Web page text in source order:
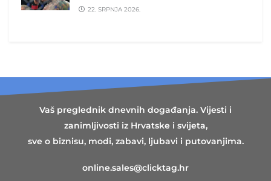
22. SRPNJA 2026.
Vaš preglednik dnevnih događanja. Vijesti i
zanimljivosti iz Hrvatske i svijeta,
sve o biznisu, modi, zabavi, ljubavi i putovanjima.
online.sales@clicktag.hr